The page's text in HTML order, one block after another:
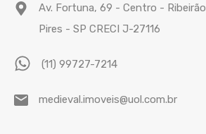
Av. Fortuna, 69 - Centro - Ribeirão
Pires - SP CRECI J-27116
(11) 99727-7214
medieval.imoveis@uol.com.br